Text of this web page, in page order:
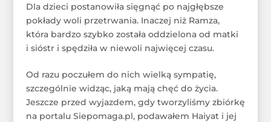
Dla dzieci postanowiła sięgnąć po najgłębsze
pokłady woli przetrwania. Inaczej niż Ramza,
która bardzo szybko została oddzielona od matki
i sióstr i spędziła w niewoli najwięcej czasu.
Od razu poczułem do nich wielką sympatię,
szczególnie widząc, jaką mają chęć do życia.
Jeszcze przed wyjazdem, gdy tworzyliśmy zbiórkę
na portalu Siepomaga.pl, podawałem Haiyat i jej